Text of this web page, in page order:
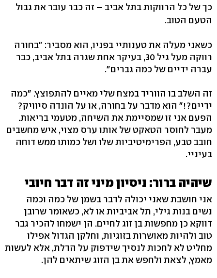
כך של כל הרווקות בתל אביב – זה כבר עובר את גבול
הטעם הטוב.
כשאני מעלה את טענותיי בפניו, הוא מסביר: "בחורה
רווקה מעל גיל 30, בעיקר אחת שגרה בתל אביב, כבר
עברה ידיים של כמה גברים".
זה השלב בו הווריד במצח שלי מאיים להתפוצץ. "כמה
ידיים?!" הוא מדבר על בחורה, או על הונדה סיוויק?
הפעם אני זו שמסיימת את השיחה, מטעמי בריאות.
מעבר לחוסר הטאקט של אותו ערס מצוי, איש מחשבים
חובב טבע, הפרימיטיביות שלו ושל כמותו ממש דוחה
בעיניי.
שיהיה ברור: ניסיון מיני זה דבר חיובי
אני חושבת שאני יכולה לדבר בשמן של כמה וכמה
נשים בנות גילי, תל אביביות או לא, כשאומר שרובן
דווקא כן מחפשות בן זוג לחיים. הן ישמחו להכיר גבר
טוב ולהיות מאושרות בזוגיות, וחלקן הגדול אפילו
מחליט לא לחכות לנסיך שידפוק על הדלת, אלא לעשות
מאמץ, לצאת ולחפש את בן הזוג שיתאים להן.